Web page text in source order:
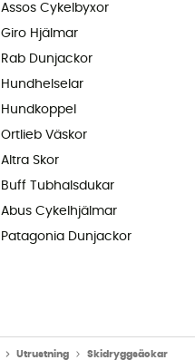
Assos Cykelbyxor
Giro Hjälmar
Rab Dunjackor
Hundhelselar
Hundkoppel
Ortlieb Väskor
Altra Skor
Buff Tubhalsdukar
Abus Cykelhjälmar
Patagonia Dunjackor
Utrustning Skidryggsäckar